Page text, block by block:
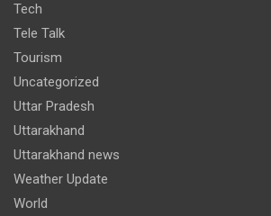
Tech
Tele Talk
Tourism
Uncategorized
Uttar Pradesh
Uttarakhand
Uttarakhand news
Weather Update
World